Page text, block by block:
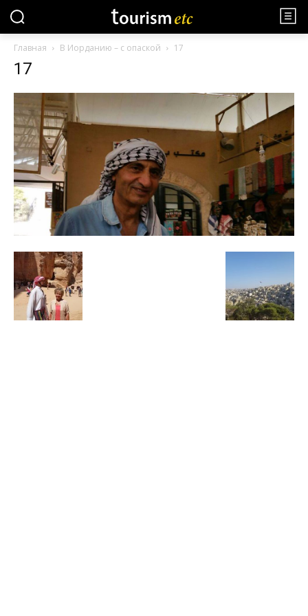
Главная В Иорданию – с опаской 17
17